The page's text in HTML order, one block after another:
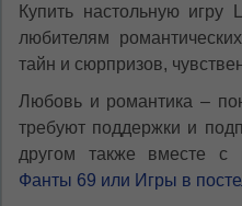
Купить настольную
любителям
тайн и сюрпризов,
Любовь и романтика –
требуют поддержки и
другом также вместе с
Фанты 69 или Игры в